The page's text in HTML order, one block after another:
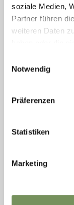
soziale Medien,
Partner führen
weiteren Daten
Notwendig
Präferenzen
Statistiken
Marketing